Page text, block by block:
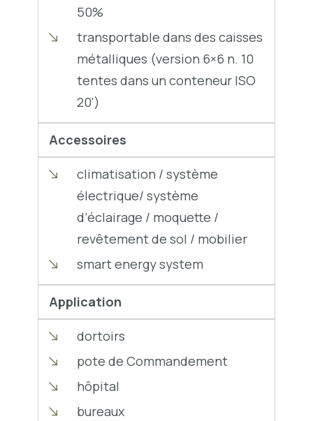
50%
transportable dans des caisses
métalliques (version 6×6 n. 10
tentes dans un conteneur ISO
20')
Accessoires
climatisation / système
électrique/ système
d’éclairage / moquette /
revêtement de sol / mobilier
smart energy system
Application
dortoirs
pote de Commandement
hôpital
bureaux